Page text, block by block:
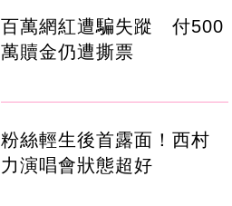
百萬網紅遭騙失蹤 付500
萬贖金仍遭撕票
粉絲輕生後首露面！西村
力演唱會狀態超好